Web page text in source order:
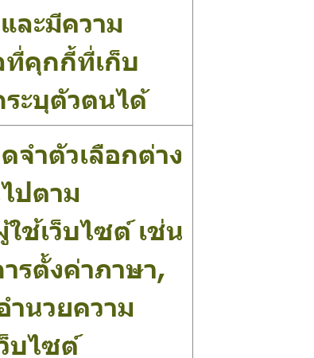
ละมีความ
ที่คุกกี้ที่เก็บ
ะบุตัวตนได้
จำตัวเลือกต่าง
ปตาม
ช้เว็บไซต์ เช่น
รตั้งค่าภาษา,
นวยความ
บไซต์